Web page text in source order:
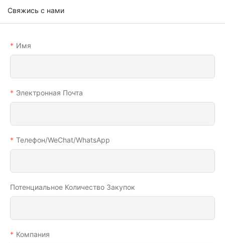
Свяжись с нами
Имя
Электронная Почта
Телефон/WeChat/WhatsApp
Потенциальное Количество Закупок
Компания